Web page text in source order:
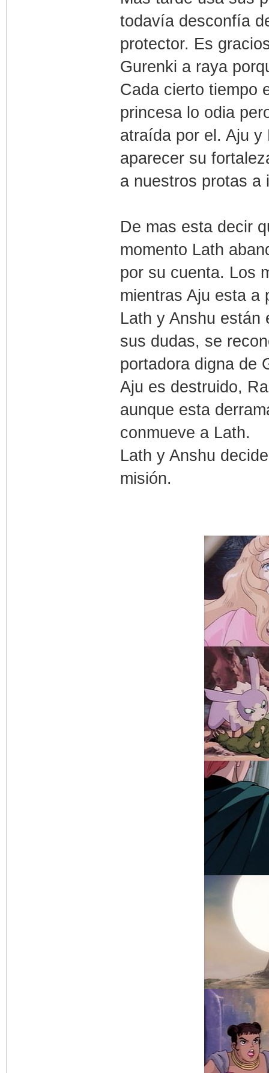
todavía desconfía
protector. Es
Gurenki a raya
Cada cierto tiempo
princesa lo odia
atraída por el. Aju y
aparecer su
a nuestros protas a
De mas esta decir
momento Lath
por su cuenta. Los
mientras Aju esta a
Lath y Anshu están
sus dudas, se
portadora digna de
Aju es destruido,
aunque esta
conmueve a Lath.
Lath y Anshu
misión.